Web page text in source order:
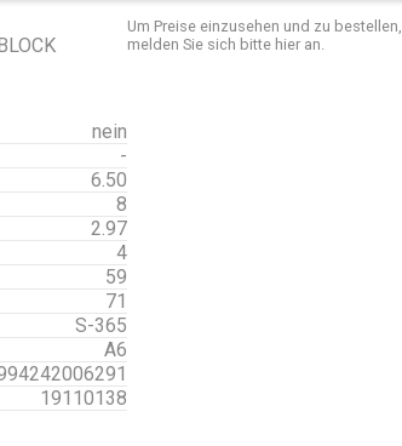
nein
-
6.50
8
2.97
4
59
71
S-365
A6
19110138
Um Preise einzusehen und zu bestellen,
melden Sie sich bitte hier an.